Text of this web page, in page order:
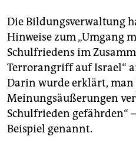
Die Bildungsverwaltung
Hinweise zum „Umgang
Schulfriedens im
Terrorangriff auf Israel“
Darin wurde erklärt, man
Meinungsäußerungen
Schulfrieden gefährden“
Beispiel genannt.